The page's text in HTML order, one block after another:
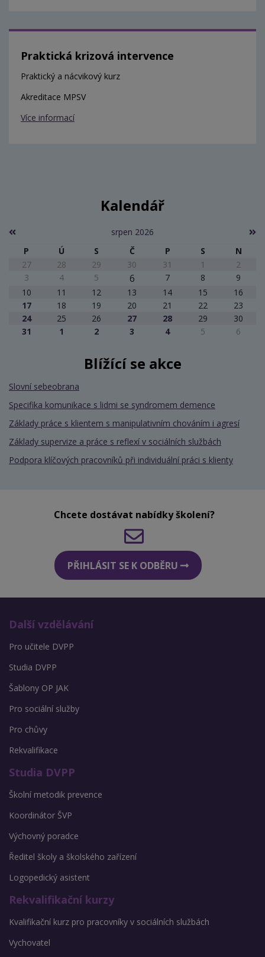
Praktická krizová intervence
Praktický a nácvikový kurz
Akreditace MPSV
Více informací
Kalendář
srpen 2026
P
Ú S Č P S
N
27
28 29 30 31 1
2
3
4 5 6 7 8
9
10
11 12 13 14 15
16
17
18 19 20 21 22
23
24
25 26 27 28 29
30
31
1 2 3 4 5 6
Blížící se akce
Slovní sebeobrana
Specifika komunikace s lidmi se syndromem demence
Základy práce s klientem s manipulativním chováním i agresí
Základy supervize a práce s reflexí v sociálních službách
Podpora klíčových pracovníků při individuální práci s klienty
Chcete dostávat nabídky školení?
PŘIHLÁSIT SE K ODBĚRU
Další vzdělávání
Pro učitele DVPP
Studia DVPP
Šablony OP JAK
Pro sociální služby
Pro chůvy
Rekvalifikace
Studia DVPP
Školní metodik prevence
Koordinátor ŠVP
Výchovný poradce
Ředitel školy a školského zařízení
Logopedický asistent
Rekvalifikační kurzy
Kvalifikační kurz pro pracovníky v sociálních službách
Vychovatel